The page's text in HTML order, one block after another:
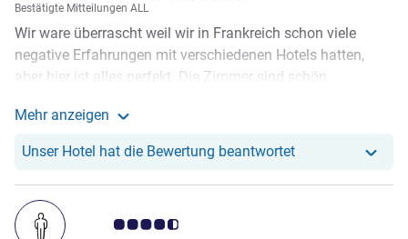
Bestätigte Mitteilungen ALL
Wir ware überrascht weil wir in Frankreich schon viele
negative Erfahrungen mit verschiedenen Hotels hatten,
aber hier ist alles perfekt. Die Zimmer sind schön
ist angemessen und ausreichend. Einziger negativer Punkt:
Es war sehr warm während unseres Aufenthaltes und die
"Klimaanlage", wenn man sie so nennen darf, brachte nur
ein laues Lüftchen. Unter Klimatisierung stellen wir uns
etwas anderes vor. Da wir nur zwei Nächte dort waren
haben wir das einfach so hingenommen, ist aber
Mehr anzeigen
Unser Hotel hat die Bewertung beantwortetUnser Hotel hat
Note Kundenmeinungen 4.5/5